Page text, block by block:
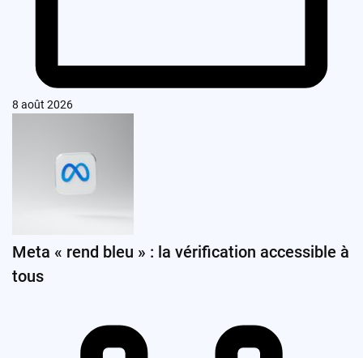
8 août 2026
Meta « rend bleu » : la vérification accessible à
tous